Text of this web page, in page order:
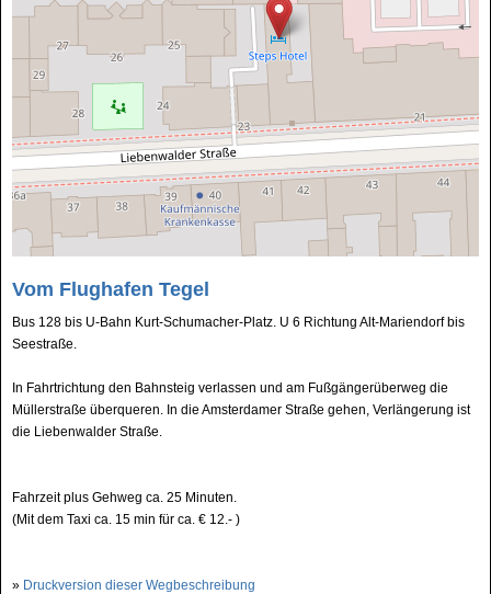
Vom Flughafen Tegel
Bus 128 bis U-Bahn Kurt-Schumacher-Platz. U 6 Richtung Alt-Mariendorf bis
Seestraße.
In Fahrtrichtung den Bahnsteig verlassen und am Fußgängerüberweg die
Müllerstraße überqueren. In die Amsterdamer Straße gehen, Verlängerung ist
die Liebenwalder Straße.
Fahrzeit plus Gehweg ca. 25 Minuten.
(Mit dem Taxi ca. 15 min für ca. € 12.- )
» Druckversion dieser Wegbeschreibung